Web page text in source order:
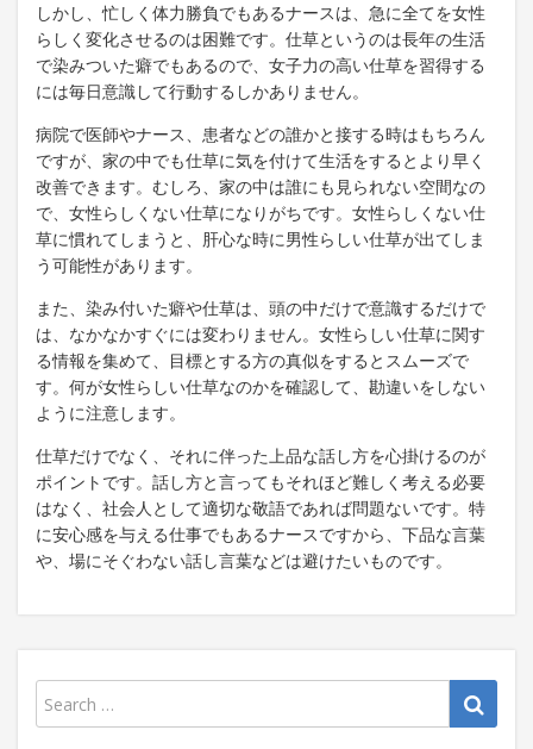
しかし、忙しく体力勝負でもあるナースは、急に全てを女性
らしく変化させるのは困難です。仕草というのは長年の生活
で染みついた癖でもあるので、女子力の高い仕草を習得する
には毎日意識して行動するしかありません。
病院で医師やナース、患者などの誰かと接する時はもちろん
ですが、家の中でも仕草に気を付けて生活をするとより早く
改善できます。むしろ、家の中は誰にも見られない空間なの
で、女性らしくない仕草になりがちです。女性らしくない仕
草に慣れてしまうと、肝心な時に男性らしい仕草が出てしま
う可能性があります。
また、染み付いた癖や仕草は、頭の中だけで意識するだけで
は、なかなかすぐには変わりません。女性らしい仕草に関す
る情報を集めて、目標とする方の真似をするとスムーズで
す。何が女性らしい仕草なのかを確認して、勘違いをしない
ように注意します。
仕草だけでなく、それに伴った上品な話し方を心掛けるのが
ポイントです。話し方と言ってもそれほど難しく考える必要
はなく、社会人として適切な敬語であれば問題ないです。特
に安心感を与える仕事でもあるナースですから、下品な言葉
や、場にそぐわない話し言葉などは避けたいものです。